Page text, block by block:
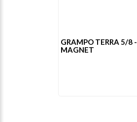
GRAMPO TERRA 5/8 -
MAGNET